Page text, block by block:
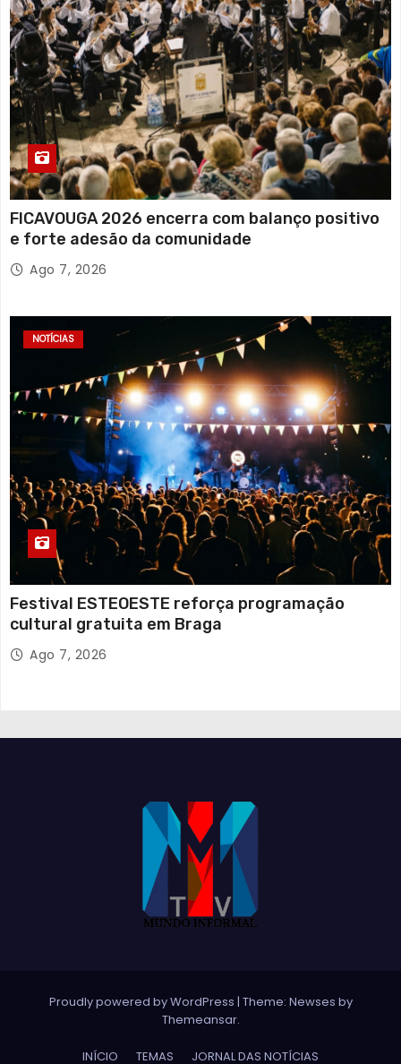
FICAVOUGA 2026 encerra com balanço positivo
e forte adesão da comunidade
Ago 7, 2026
NOTÍCIAS
Festival ESTEOESTE reforça programação
cultural gratuita em Braga
Ago 7, 2026
Proudly powered by WordPress | Theme: Newses by
Themeansar.
INÍCIO TEMAS JORNAL DAS NOTÍCIAS